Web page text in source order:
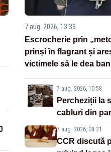
7 aug. 2026, 13:39
Escrocherie prin
prinși în flagrant și
victimele să le dea
7 aug. 2026, 10:58
Percheziții la
cabluri din
7 aug. 2026, 08:21
CCR discută